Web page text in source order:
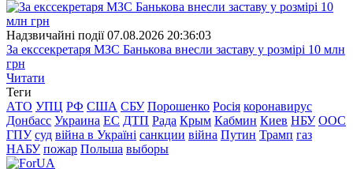
Надзвичайні події 07.08.2026 20:36:03
За екссекретаря МЗС Банькова внесли заставу у розмірі 10 млн
грн
Читати
Теги
АТО УПЦ РФ США СБУ Порошенко Росія коронавирус
Донбасс Украина ЕС ДТП Рада Крым Кабмин Киев НБУ ООС
ГПУ суд війна в Україні санкции війна Путин Трамп газ
НАБУ пожар Польша выборы